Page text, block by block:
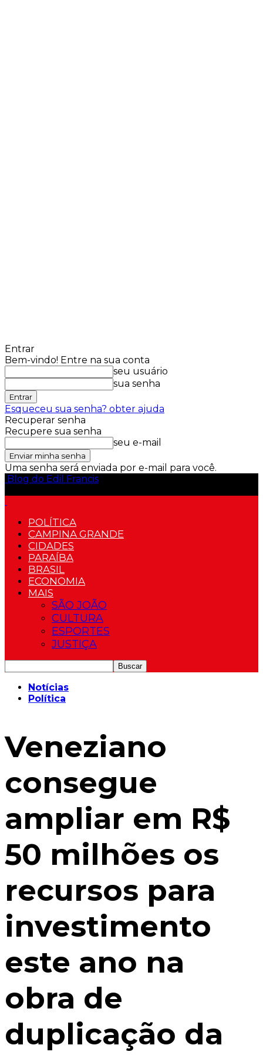
Entrar
Bem-vindo! Entre na sua conta
seu usuário
sua senha
Esqueceu sua senha? obter ajuda
Recuperar senha
Recupere sua senha
seu e-mail
Uma senha será enviada por e-mail para você.
Blog do Edil Francis
POLÍTICA
CAMPINA GRANDE
CIDADES
PARAÍBA
BRASIL
ECONOMIA
MAIS
SÃO JOÃO
CULTURA
ESPORTES
JUSTIÇA
Notícias
Política
Veneziano
consegue
ampliar em R$
50 milhões os
recursos para
investimento
este ano na
obra de
duplicação da